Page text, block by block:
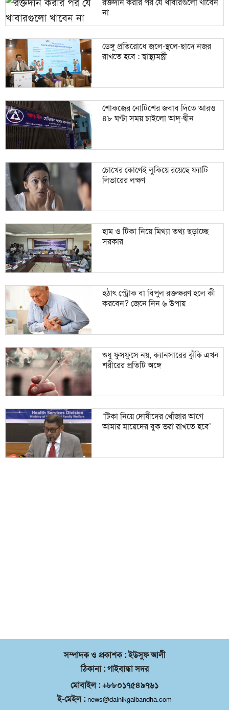
রক্তদান করার পর যে খাবারগুলো খাবেন
না
ডেঙ্গু প্রতিরোধে জলে-স্থলে-ছাদে নজর
রাখতে হবে : স্বাস্থ্যমন্ত্রী
শোকজের নোটিশের জবাব দিতে আরও
৪৮ ঘণ্টা সময় চাইলো আদ্-দ্বীন
চোখের কোণেই লুকিয়ে রয়েছে ফ্যাটি
‍লিভারের লক্ষণ
হাম ও টিকা নিয়ে মিথ্যা তথ্য ছড়াচ্ছে
সরকার
হঠাৎ স্ট্রোক বা বিপুল রক্তক্ষরণ হলে কী
করবেন? জেনে নিন ৬ উপায়
শুধু ফুসফুসে নয়, ক্যানসারের ঝুঁকি এখন
শরীরের প্রতিটি অঙ্গে
‘টিকা নিয়ে দোষীদের খোঁজার আগে
আমার মায়েদের বুক ভরা রাখতে হবে’
সম্পাদক ও প্রকাশক : ইউসুফ আলী
ঠিকানা : গাইবান্ধা সদর
মোবাইল : +৮৮০১৭৫৪৯৭৬১
ই-মেইল : news@dainikgaibandha.com